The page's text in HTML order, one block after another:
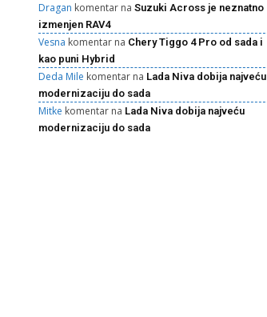
Dragan komentar na Suzuki Across je neznatno
izmenjen RAV4
Vesna komentar na Chery Tiggo 4 Pro od sada i
kao puni Hybrid
Deda Mile komentar na Lada Niva dobija najveću
modernizaciju do sada
Mitke komentar na Lada Niva dobija najveću
modernizaciju do sada